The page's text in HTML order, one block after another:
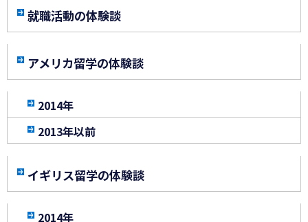
就職活動の体験談
アメリカ留学の体験談
2014年
2013年以前
イギリス留学の体験談
2014年